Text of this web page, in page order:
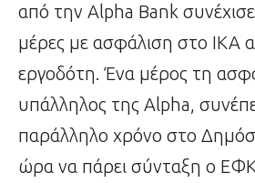
από την Alpha Bank συνέχισε
μέρες με ασφάλιση στο ΙΚΑ
εργοδότη. Ένα μέρος τη
υπάλληλος της Alpha,
παράλληλο χρόνο στο
ώρα να πάρει σύνταξη ο